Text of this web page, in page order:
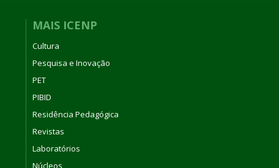
MAIS ICENP
Cultura
Pesquisa e Inovação
PET
PIBID
Residência Pedagógica
Revistas
Laboratórios
Núcleos